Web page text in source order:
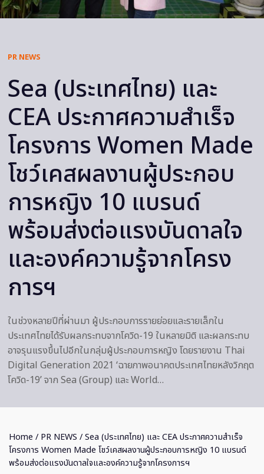
PR NEWS
Sea (ประเทศไทย) และ
CEA ประกาศความสำเร็จ
โครงการ Women Made
โชว์เคสผลงานผู้ประกอบ
การหญิง 10 แบรนด์
พร้อมส่งต่อแรงบันดาลใจ
และองค์ความรู้จากโครง
การฯ
ในช่วงหลายปีที่ผ่านมา ผู้ประกอบการรายย่อยและรายเล็กใน
ประเทศไทยได้รับผลกระทบจากโควิด-19 ในหลายมิติ และผลกระทบ
อาจรุนแรงขึ้นไปอีกในกลุ่มผู้ประกอบการหญิง โดยรายงาน Thai
Digital Generation 2021 ‘ฉายภาพอนาคตประเทศไทยหลังวิกฤต
โควิด-19’ จาก Sea (Group) และ World…
Home / PR NEWS / Sea (ประเทศไทย) และ CEA ประกาศความสำเร็จ
โครงการ Women Made โชว์เคสผลงานผู้ประกอบการหญิง 10 แบรนด์
พร้อมส่งต่อแรงบันดาลใจและองค์ความรู้จากโครงการฯ